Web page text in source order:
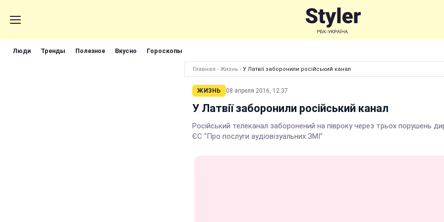
Люди Тренды Полезное Вкусно Гороскопы
Главная › Жизнь › У Латвії заборонили російський канал
ЖИЗНЬ 08 апреля 2016, 12:37
У Латвії заборонили російський канал
Російський телеканал заборонений на півроку через трьох порушень
ЄС "Про послуги аудіовізуальних ЗМІ"